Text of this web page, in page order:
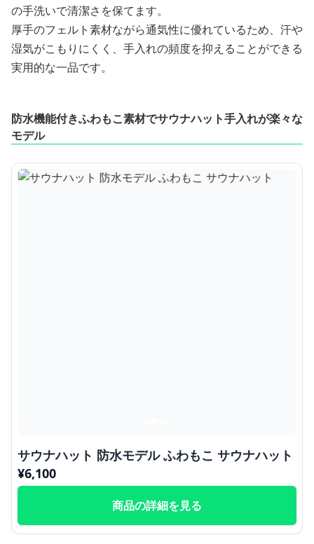
の手洗いで清潔さを保てます。
厚手のフェルト素材ながら通気性に優れているため、汗や
湿気がこもりにくく、手入れの頻度を抑えることができる
実用的な一品です。
防水機能付きふわもこ素材でサウナハット手入れが楽々な
モデル
サウナハット 防水モデル ふわもこ サウナハット
¥6,100
商品の詳細を見る